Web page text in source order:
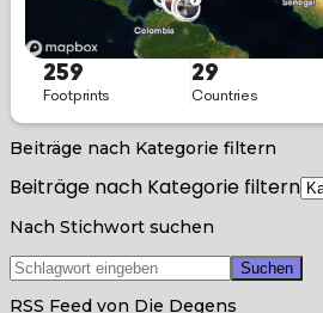
Beiträge nach Kategorie filtern
Beiträge nach Kategorie filtern
Nach Stichwort suchen
RSS Feed von Die Degens